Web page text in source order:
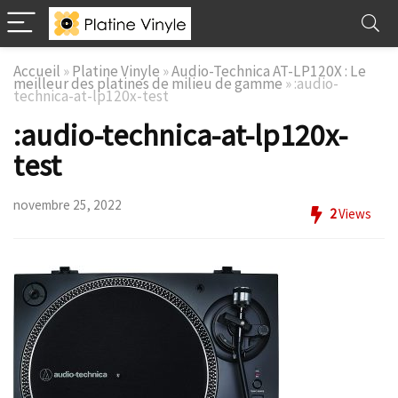
Accueil »Platine Vinyle »Audio-Technica AT-LP120X : Le
meilleur des platines de milieu de gamme »:audio-
technica-at-lp120x-test
:audio-technica-at-lp120x-
test
novembre 25, 2022
2Views